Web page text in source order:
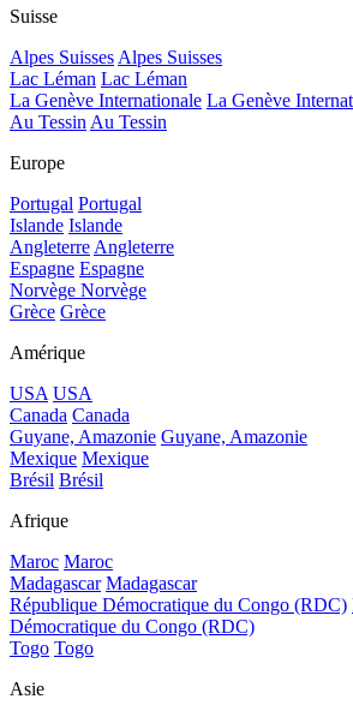
Suisse
Alpes Suisses Alpes Suisses
Lac Léman Lac Léman
La Genève Internationale La Genève
Au Tessin Au Tessin
Europe
Portugal Portugal
Islande Islande
Angleterre Angleterre
Espagne Espagne
Norvège Norvège
Grèce Grèce
Amérique
USA USA
Canada Canada
Guyane, Amazonie Guyane, Amazonie
Mexique Mexique
Brésil Brésil
Afrique
Maroc Maroc
Madagascar Madagascar
République Démocratique du Congo (RDC)
Démocratique du Congo (RDC)
Togo Togo
Asie